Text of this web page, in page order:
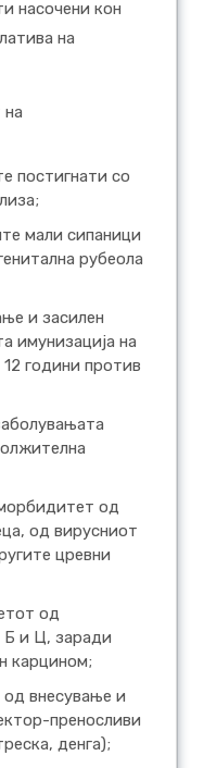
насочени кон
на
постигнати со
мали сипаници
рубеола
и засилен
имунизација на
години против
од
од вирусниот
цревни
од
Б и Ц, заради
карцином;
внесување и
преносливи
денга);